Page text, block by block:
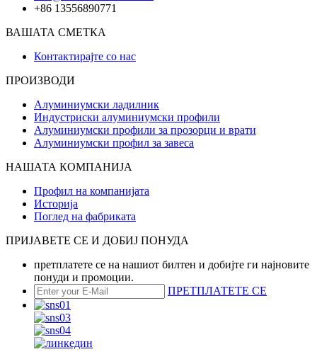
+86 13556890771
ВАШАТА СМЕТКА
Контактирајте со нас
ПРОИЗВОДИ
Алуминиумски ладилник
Индустриски алуминиумски профили
Алуминиумски профили за прозорци и врати
Алуминиумски профил за завеса
НАШАТА КОМПАНИЈА
Профил на компанијата
Историја
Поглед на фабриката
ПРИЈАВЕТЕ СЕ И ДОБИЈ ПОНУДА
претплатете се на нашиот билтен и добијте ги најновите
понуди и промоции.
ПРЕТПЛАТЕТЕ СЕ